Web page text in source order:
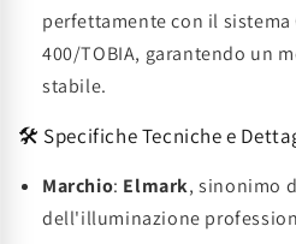
perfettamente con il sistema
400/TOBIA, garantendo un
stabile.
🛠️ Specifiche Tecniche e
Marchio: Elmark, sinonimo
dell'illuminazione